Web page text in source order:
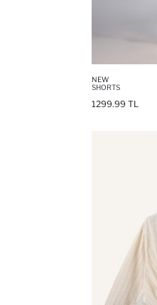
NEW
SHORTS
1299.99 TL